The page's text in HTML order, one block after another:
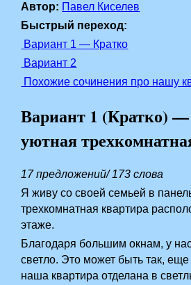
Автор: Павел Киселев
Быстрый переход:
Вариант 1 — Кратко
Вариант 2
Похожие сочинения про нашу
Вариант 1 (Кратко)
уютная
17 предложений/ 173 слова
Я живу со своей семьей в
трехкомнатная квартира
этаже.
Благодаря большим окнам, у
светло. Это может быть так, еще
наша квартира отделана в